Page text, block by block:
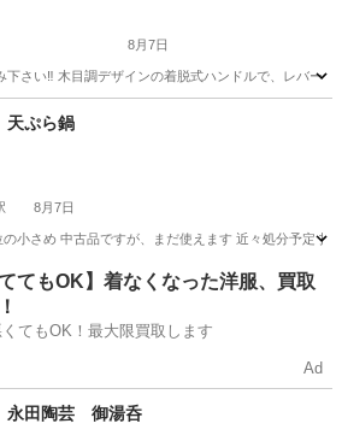
8月7日
下さい‼️ 木目調デザインの着脱式ハンドルで、レバー
調理器具
ぷら鍋
8月7日
小さめ 中古品ですが、まだ使えます 近々処分予定 指
駅 調理器具
ててもOK】着なくなった洋服、買取
てもOK！最大限買取します
Ad
田陶芸 御湯呑